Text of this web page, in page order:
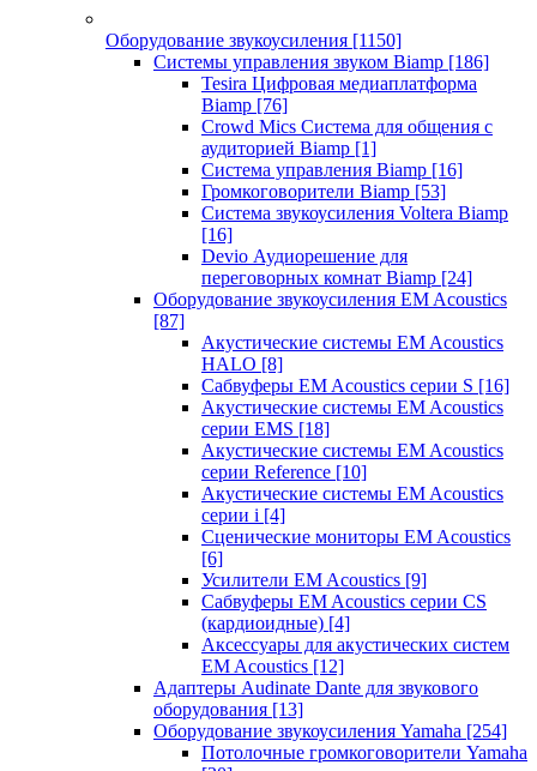
Оборудование звукоусиления [1150]
Системы управления звуком Biamp [186]
Tesira Цифровая медиаплатформа
Biamp [76]
Crowd Mics Система для общения с
аудиторией Biamp [1]
Система управления Biamp [16]
Громкоговорители Biamp [53]
Система звукоусиления Voltera Biamp
[16]
Devio Аудиорешение для
переговорных комнат Biamp [24]
Оборудование звукоусиления EM Acoustics
[87]
Акустические системы EM Acoustics
HALO [8]
Сабвуферы EM Acoustics серии S [16]
Акустические системы EM Acoustics
серии EMS [18]
Акустические системы EM Acoustics
серии Reference [10]
Акустические системы EM Acoustics
серии i [4]
Сценические мониторы EM Acoustics
[6]
Усилители EM Acoustics [9]
Сабвуферы EM Acoustics серии CS
(кардиоидные) [4]
Аксессуары для акустических систем
EM Acoustics [12]
Адаптеры Audinate Dante для звукового
оборудования [13]
Оборудование звукоусиления Yamaha [254]
Потолочные громкоговорители Yamaha